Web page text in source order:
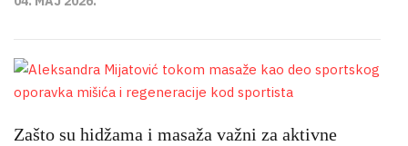
Zašto su hidžama i masaža važni za aktivne